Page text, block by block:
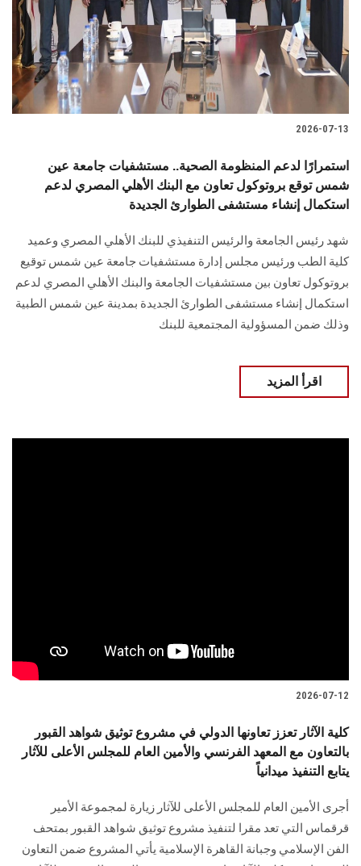
2026-07-13
استمرارًا لدعم المنظومة الصحية.. مستشفيات جامعة عين
شمس توقع بروتوكول تعاون مع البنك الأهلي المصري لدعم
استكمال إنشاء مستشفى الطوارئ الجديدة
شهد رئيس الجامعة والرئيس التنفيذي للبنك الأهلي المصري وعميد
كلية الطب ورئيس مجلس إدارة مستشفيات جامعة عين شمس توقيع
بروتوكول تعاون بين مستشفيات الجامعة والبنك الأهلي المصري لدعم
استكمال إنشاء مستشفى الطوارئ الجديدة بمدينة عين شمس الطبية
وذلك ضمن المسؤولية المجتمعية للبنك
اقرأ المزيد
2026-07-12
كلية الآثار تعزز تعاونها الدولي في مشروع توثيق شواهد القبور
بالتعاون مع المعهد الفرنسي والأمين العام للمجلس الأعلى للآثار
يتابع التنفيذ ميدانياً
أجرى الأمين العام للمجلس الأعلى للآثار زيارة لمجموعة الأمير
قرقماس التي تعد مقرا لتنفيذ مشروع توثيق شواهد القبور بمتحف
الفن الإسلامي وجبانة القاهرة الإسلامية يأتي المشروع ضمن التعاون